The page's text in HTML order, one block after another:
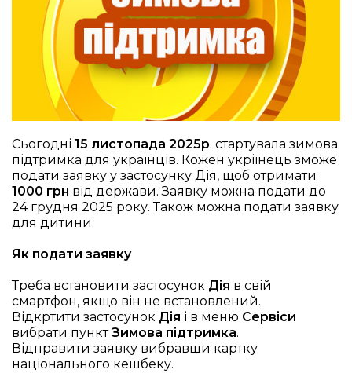
Сьогодні 15 листопада 2025р. стартувала зимова
підтримка для українців. Кожен укріїнець зможе
подати заявку у застосунку Дія, щоб отримати
1000 грн від держави. Заявку можна подати до
24 грудня 2025 року. Також можна подати заявку
для дитини.
Як подати заявку
Треба встановити застосунок Дія в свій
смартфон, якщо він не встановлений.
Відкртити застосунок Дія і в меню Сервіси
вибрати пунктЗимова підтримка.
Відправити заявку вибравши картку
національного кешбеку.